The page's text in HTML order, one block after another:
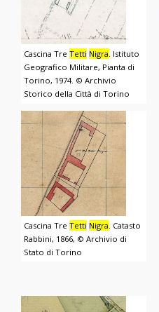
Cascina TreTetti Nigra. Istituto
Geografico Militare, Pianta di
Torino, 1974. © Archivio
Storico della Città di Torino
Cascina TreTetti Nigra. Catasto
Rabbini, 1866, © Archivio di
Stato di Torino